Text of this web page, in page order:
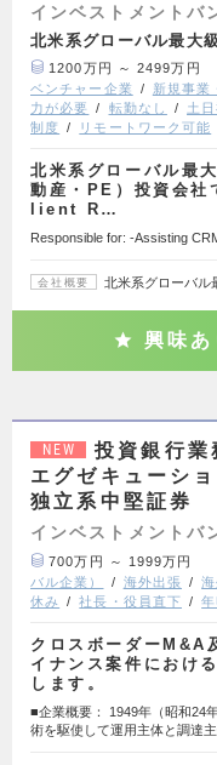
インベストメントバ
北米系グローバル最大
1200万円 ～ 2499万円
ベンチャー企業
新規事業
力が必要
転勤なし 土
制度
リモートワーク可能
北米系グローバル最
動産・PE）投資会
lient R…
Responsible for: -Assisting
会社概要 北米系グローバル
興味あ
NEW
投資銀行業
エグゼキューシ
独立系中堅証券
インベストメントバ
700万円 ～ 1999万円
バル企業）
海外出張
休み
社長・役員直下
クロスボーダーM&A
イナンス案件におけ
します。
■企業概要： 1949年（昭和24
術を駆使して運用主体と調達